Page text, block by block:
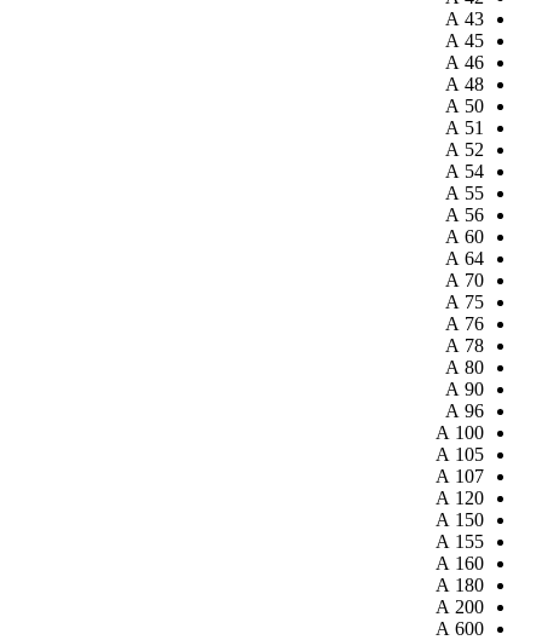
43
A
45
A
46
A
48
A
50
A
51
A
52
A
54
A
55
A
56
A
60
A
64
A
70
A
75
A
76
A
78
A
80
A
90
A
96
A
100
A
105
A
107
A
120
A
150
A
155
A
160
A
180
A
200
A
600
A